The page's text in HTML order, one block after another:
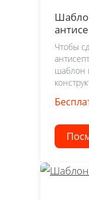
Чтобы
шаблон